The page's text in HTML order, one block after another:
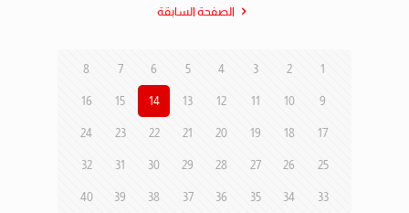
الصفحة السابقة
1
2
3
4
5
6
7
8
9
10
11
12
13
14
15
16
17
18
19
20
21
22
23
24
25
26
27
28
29
30
31
32
33
34
35
36
37
38
39
40